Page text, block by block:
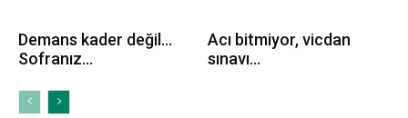
Demans kader değil…
Sofranız...
Acı bitmiyor, vicdan
sınavı...